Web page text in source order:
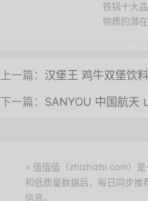
铁锅十大
物质的潜
上一篇： 汉堡王 鸡牛双堡饮
下一篇： SANYOU 中国航天
» 值值值（zhizhizhi.com）是
和低质量数据后，每日同步
信息。